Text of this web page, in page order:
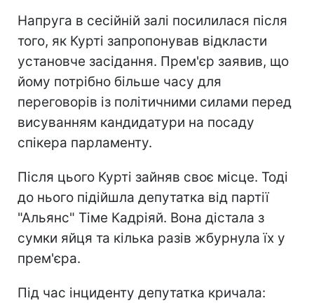
Напруга в сесійній залі посилилася після
того, як Курті запропонував відкласти
установче засідання. Прем'єр заявив, що
йому потрібно більше часу для
переговорів із політичними силами перед
висуванням кандидатури на посаду
спікера парламенту.
Після цього Курті зайняв своє місце. Тоді
до нього підійшла депутатка від партії
"Альянс" Тіме Кадріяй. Вона дістала з
сумки яйця та кілька разів жбурнула їх у
прем'єра.
Під час інциденту депутатка кричала: